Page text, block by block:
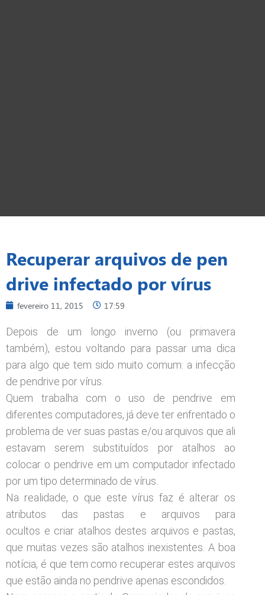
Recuperar arquivos de pen
drive infectado por vírus
fevereiro 11, 2015 17:59
Depois de um longo inverno (ou primavera
também), estou voltando para passar uma dica
para algo que tem sido muito comum: a infecção
de pendrive por vírus.
Quem trabalha com o uso de pendrive em
diferentes computadores, já deve ter enfrentado o
problema de ver suas pastas e/ou arquivos que ali
estavam serem substituídos por atalhos ao
colocar o pendrive em um computador infectado
por um tipo determinado de vírus.
Na realidade, o que este vírus faz é alterar os
atributos das pastas e arquivos para
ocultos e criar atalhos destes arquivos e pastas,
que muitas vezes são atalhos inexistentes. A boa
notícia, é que tem como recuperar estes arquivos
que estão ainda no pendrive apenas escondidos.